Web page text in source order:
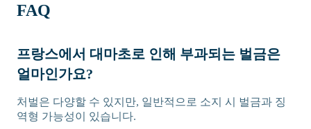
FAQ
프랑스에서 대마초로 인해 부과되는 벌금은
얼마인가요?
처벌은 다양할 수 있지만, 일반적으로 소지 시 벌금과 징
역형 가능성이 있습니다.